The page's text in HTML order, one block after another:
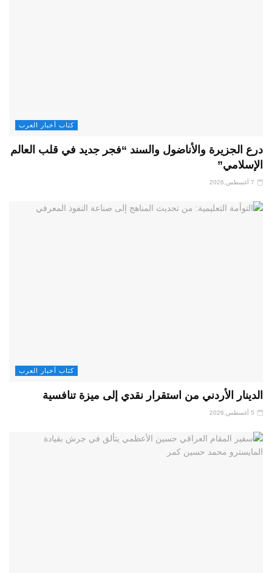
كتاب أخبار العرب
درع الجزيرة والأناضول والسند “فجر جديد في قلب العالم
الإسلامي”
كتاب أخبار العرب
الدينار الأردني من استقرار نقدي إلى ميزة تنافسية